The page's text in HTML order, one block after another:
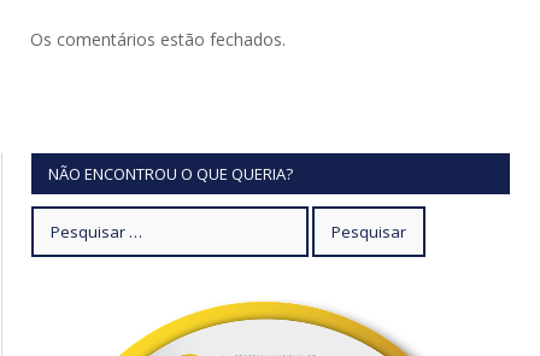
Os comentários estão fechados.
NÃO ENCONTROU O QUE QUERIA?